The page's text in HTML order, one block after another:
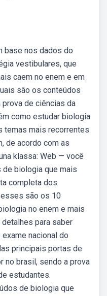
base nos dados do
vestibulares, que
caem no enem e em
são os conteúdos
de ciências da
como estudar biologia
temas mais recorrentes
de acordo com as
klassa: Web — você
biologia que mais
completa dos
são os 10
no enem e mais
para saber
nacional do
principais portas de
no brasil, sendo a prova
estudantes.
de biologia que